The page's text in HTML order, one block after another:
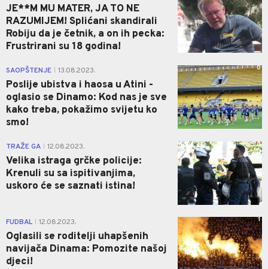
JE**M MU MATER, JA TO NE
RAZUMIJEM! Splićani skandirali
Robiju da je četnik, a on ih pecka:
Frustrirani su 18 godina!
SAOPŠTENJE 13.08.2023.
Poslije ubistva i haosa u Atini -
oglasio se Dinamo: Kod nas je sve
kako treba, pokažimo svijetu ko
smo!
0
TRAŽE GA 12.08.2023.
Velika istraga grčke policije:
Krenuli su sa ispitivanjima,
uskoro će se saznati istina!
0
FUDBAL 12.08.2023.
Oglasili se roditelji uhapšenih
navijača Dinama: Pomozite našoj
djeci!
1